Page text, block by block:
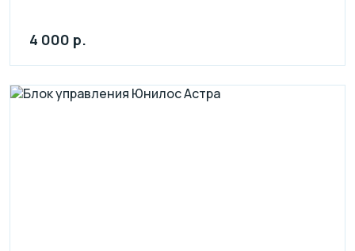
4 000 р.